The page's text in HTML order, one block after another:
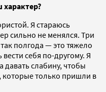
Я стараюсь
сильно не менялся. Три
полгода — это тяжело
себя по-другому. Я
слабину, чтобы
только пришли в